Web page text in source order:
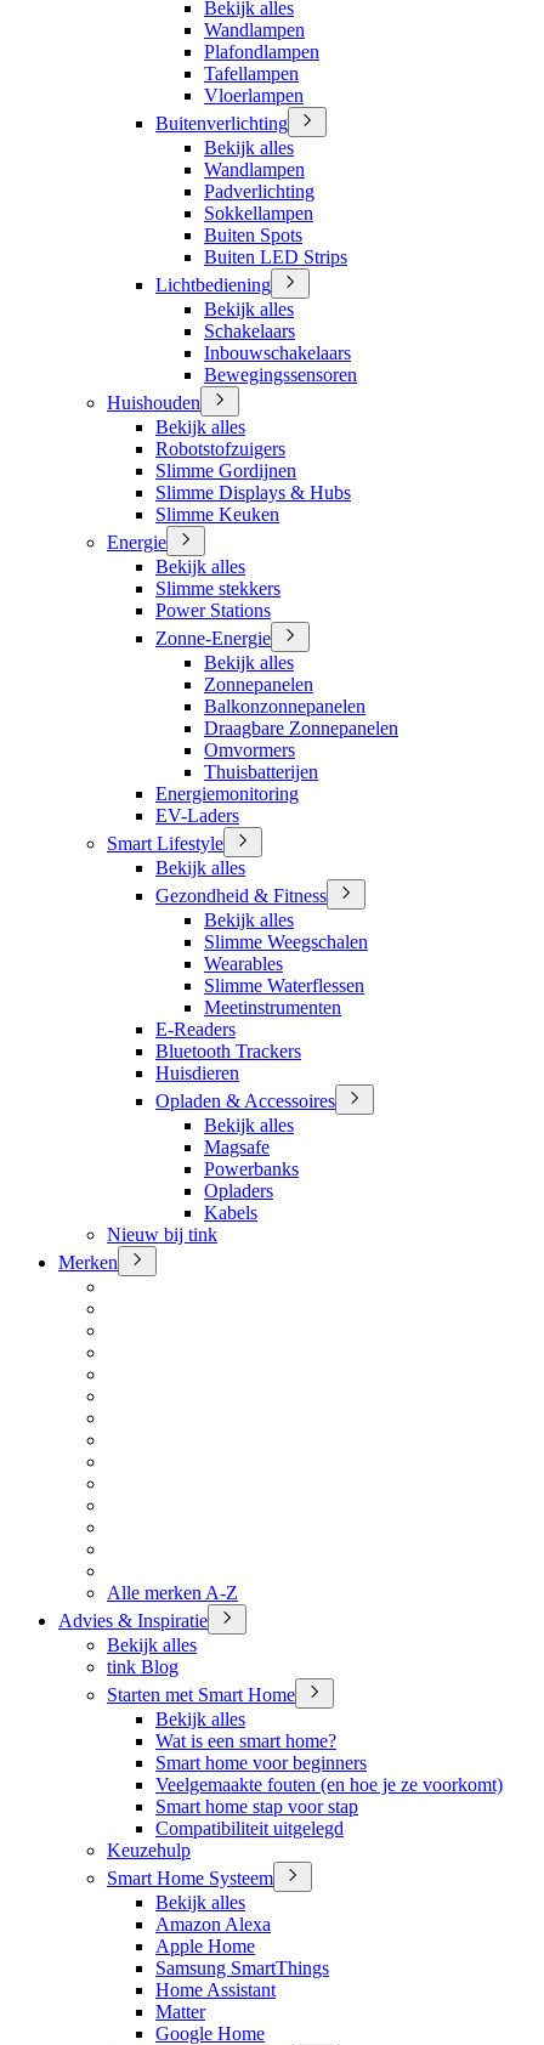
Bekijk alles
Wandlampen
Plafondlampen
Tafellampen
Vloerlampen
Buitenverlichting
Bekijk alles
Wandlampen
Padverlichting
Sokkellampen
Buiten Spots
Buiten LED Strips
Lichtbediening
Bekijk alles
Schakelaars
Inbouwschakelaars
Bewegingssensoren
Huishouden
Bekijk alles
Robotstofzuigers
Slimme Gordijnen
Slimme Displays & Hubs
Slimme Keuken
Energie
Bekijk alles
Slimme stekkers
Power Stations
Zonne-Energie
Bekijk alles
Zonnepanelen
Balkonzonnepanelen
Draagbare Zonnepanelen
Omvormers
Thuisbatterijen
Energiemonitoring
EV-Laders
Smart Lifestyle
Bekijk alles
Gezondheid & Fitness
Bekijk alles
Slimme Weegschalen
Wearables
Slimme Waterflessen
Meetinstrumenten
E-Readers
Bluetooth Trackers
Huisdieren
Opladen & Accessoires
Bekijk alles
Magsafe
Powerbanks
Opladers
Kabels
Nieuw bij tink
Merken
Alle merken A-Z
Advies & Inspiratie
Bekijk alles
tink Blog
Starten met Smart Home
Bekijk alles
Wat is een smart home?
Smart home voor beginners
Veelgemaakte fouten (en hoe je ze voorkomt)
Smart home stap voor stap
Compatibiliteit uitgelegd
Keuzehulp
Smart Home Systeem
Bekijk alles
Amazon Alexa
Apple Home
Samsung SmartThings
Home Assistant
Matter
Google Home